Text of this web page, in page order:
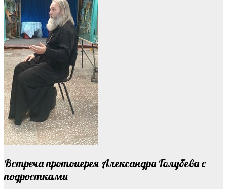
Встреча протоиерея Александра Голубева с
подростками